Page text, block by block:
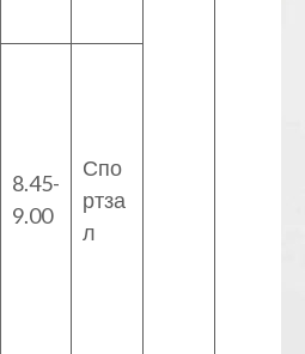
8.45-
9.00
Спо
ртза
л